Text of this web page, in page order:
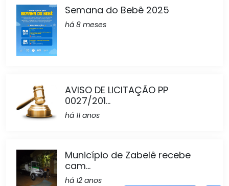
Semana do Bebê 2025
há 8 meses
AVISO DE LICITAÇÃO PP
0027/201...
há 11 anos
Município de Zabelê recebe
cam...
há 12 anos